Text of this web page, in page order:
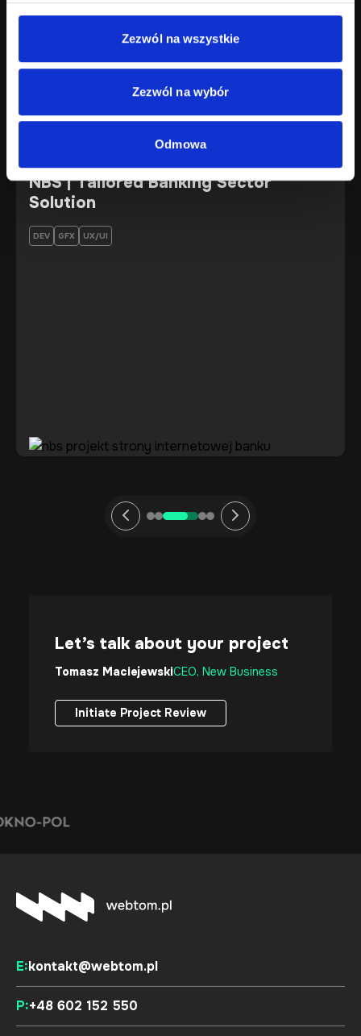
Zezwól na wszystkie
Zezwól na wybór
Odmowa
Define Your Project
Our projects
NBS | Tailored Banking Sector
Solution
DEV GFX UX/UI
Let’s talk about your project
Tomasz MaciejewskiCEO, New Business
Initiate Project Review
E:kontakt@webtom.pl
P:+48 602 152 550